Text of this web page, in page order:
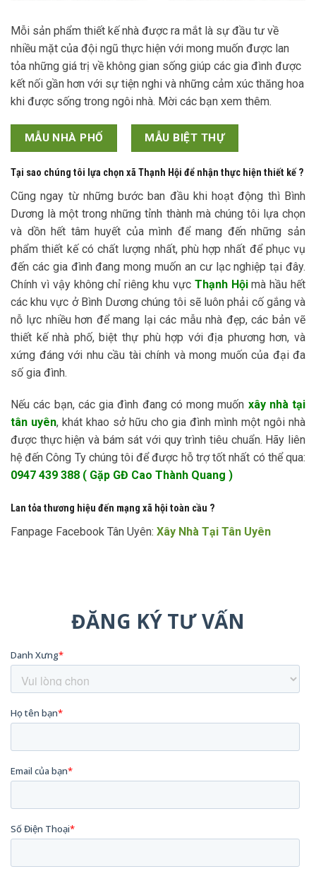
Mỗi sản phẩm thiết kế nhà được ra mắt là sự đầu tư về
nhiều mặt của đội ngũ thực hiện với mong muốn được lan
tỏa những giá trị về không gian sống giúp các gia đình được
kết nối gần hơn với sự tiện nghi và những cảm xúc thăng hoa
khi được sống trong ngôi nhà. Mời các bạn xem thêm.
MẪU NHÀ PHỐ MẪU BIỆT THỰ
Tại sao chúng tôi lựa chọn xã Thạnh Hội để nhận thực hiện thiết kế ?
Cũng ngay từ những bước ban đầu khi hoạt động thì Bình
Dương là một trong những tỉnh thành mà chúng tôi lựa chọn
và dồn hết tâm huyết của mình để mang đến những sản
phẩm thiết kế có chất lượng nhất, phù hợp nhất để phục vụ
đến các gia đình đang mong muốn an cư lạc nghiệp tại đây.
Chính vì vậy không chỉ riêng khu vựcThạnh Hộimà hầu hết
các khu vực ở Bình Dương chúng tôi sẽ luôn phải cố gắng và
nỗ lực nhiều hơn để mang lại các mẫu nhà đẹp, các bản vẽ
thiết kế nhà phố, biệt thự phù hợp với địa phương hơn, và
xứng đáng với nhu cầu tài chính và mong muốn của đại đa
số gia đình.
Nếu các bạn, các gia đình đang có mong muốn xây nhà tại
tân uyên, khát khao sở hữu cho gia đình mình một ngôi nhà
được thực hiện và bám sát với quy trình tiêu chuẩn. Hãy liên
hệ đến Công Ty chúng tôi để được hỗ trợ tốt nhất có thể qua:
0947 439 388 ( Gặp GĐ Cao Thành Quang )
Lan tỏa thương hiệu đến mạng xã hội toàn cầu ?
Fanpage Facebook Tân Uyên: Xây Nhà Tại Tân Uyên